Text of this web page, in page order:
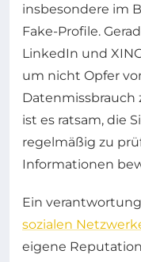
insbesondere im
Fake-Profile.
LinkedIn und
um nicht Opfer
Datenmissbrauch
ist es ratsam, die
regelmäßig zu
Informationen
Ein
sozialen
eigene